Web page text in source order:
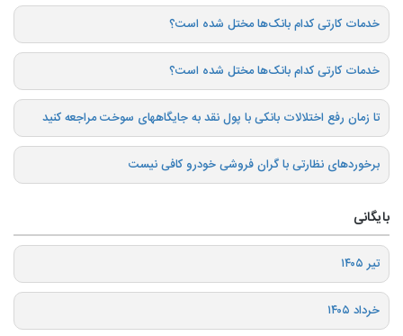
خدمات کارتی کدام بانک‌ها مختل شده است؟
خدمات کارتی کدام بانک‌ها مختل شده است؟
تا زمان رفع اختلالات بانکی با پول نقد به جایگاههای سوخت مراجعه کنید
برخوردهای نظارتی با گران فروشی خودرو کافی نیست
بایگانی
تیر ۱۴۰۵
خرداد ۱۴۰۵